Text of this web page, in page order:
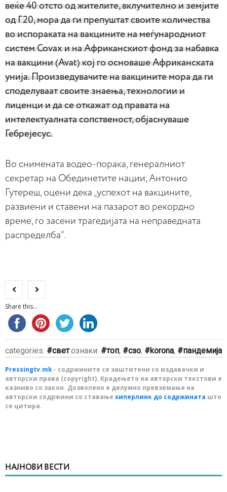
веќе 40 отсто од жителите, вклучително и земјите
од Г20, мора да ги препуштат своите количества
во испораката на вакцините на меѓународниот
систем Covax и на Африканскиот фонд за набавка
на вакцини (Avat) кој го основаше Африканската
унија. Произведувачите на вакцините мора да ги
споделуваат своите знаења, технологии и
лиценци и да се откажат од правата на
интелектуалната сопственост, објаснуваше
Гебрејесус.
Во снимената водео-порака, генералниот
секретар на Обединетите нации, Антонио
Гутереш, оцени дека „успехот на вакцините,
развиени и ставени на пазарот во рекордно
време, го засени трагедијата на неправедната
распределба“.
Share this...
categories: светознаки: топ, сзо, korona, пандемија
Pressingtv.mk - содржините се заштитени со издавачки и
авторски права (copyright). Крадењето на авторски текстови е
казниво со закон. Дозволено е делумно превземање на
авторски содржини со ставање хиперлинк до содржината што
се цитира.
НАЈНОВИ ВЕСТИ